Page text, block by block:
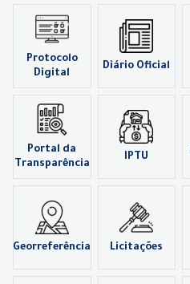
Protocolo
Digital
Diário Oficial
Portal da
Transparência
IPTU
Georreferência Licitações